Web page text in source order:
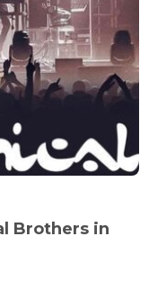
Brothers in